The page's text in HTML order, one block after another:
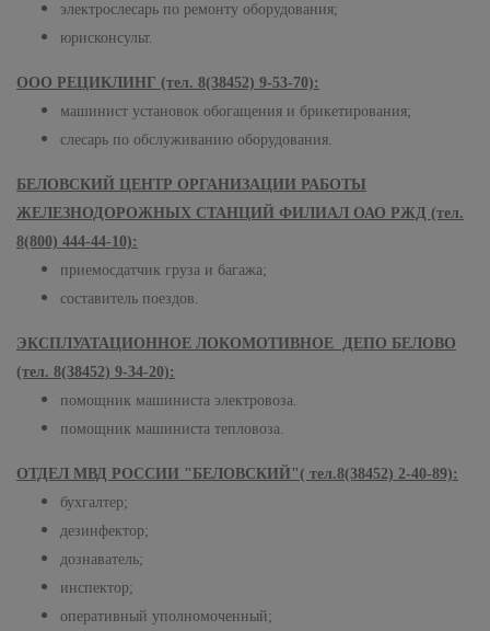
электрослесарь по ремонту оборудования;
юрисконсульт.
ООО РЕЦИКЛИНГ (тел. 8(38452) 9-53-70):
машинист установок обогащения и брикетирования;
слесарь по обслуживанию оборудования.
БЕЛОВСКИЙ ЦЕНТР ОРГАНИЗАЦИИ РАБОТЫ
ЖЕЛЕЗНОДОРОЖНЫХ СТАНЦИЙ ФИЛИАЛ ОАО РЖД (тел.
8(800) 444-44-10):
приемосдатчик груза и багажа;
составитель поездов.
ЭКСПЛУАТАЦИОННОЕ ЛОКОМОТИВНОЕ ДЕПО БЕЛОВО
(тел. 8(38452) 9-34-20):
помощник машиниста электровоза.
помощник машиниста тепловоза.
ОТДЕЛ МВД РОССИИ "БЕЛОВСКИЙ"( тел.8(38452) 2-40-89):
бухгалтер;
дезинфектор;
дознаватель;
инспектор;
оперативный уполномоченный;